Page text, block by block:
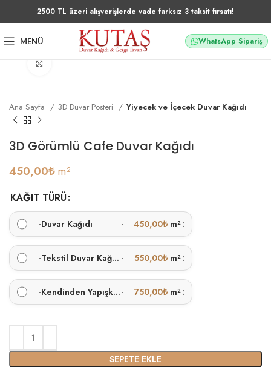
2500 TL üzeri alışverişlerde vade farksız 3 taksit fırsatı!
MENÜ WhatsApp Sipariş
Ana Sayfa 3D Duvar Posteri Yiyecek ve İçecek Duvar Kağıdı
3D Görümlü Cafe Duvar Kağıdı
450,00₺m²
KAĞIT TÜRÜ
-Duvar Kağıdı - 450,00₺ m²
- Tekstil Duvar Kağıdı - 550,00₺ m²
- Kendinden Yapışkanlı- 750,00₺ m²
SEPETE EKLE